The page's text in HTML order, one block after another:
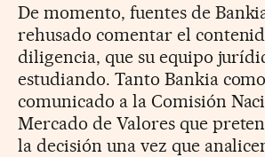
De momento, fuentes de
rehusado comentar el
diligencia, que su equipo
estudiando. Tanto Bankia
comunicado a la Comisión
Mercado de Valores que
la decisión una vez que